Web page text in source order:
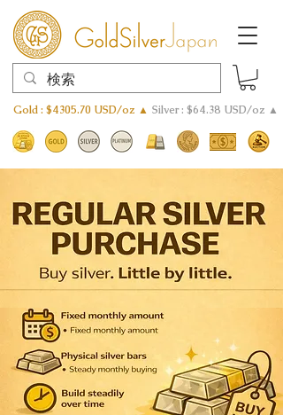
Gold : $4305.70 USD/oz ▲ Silver : $64.38 USD/oz ▲